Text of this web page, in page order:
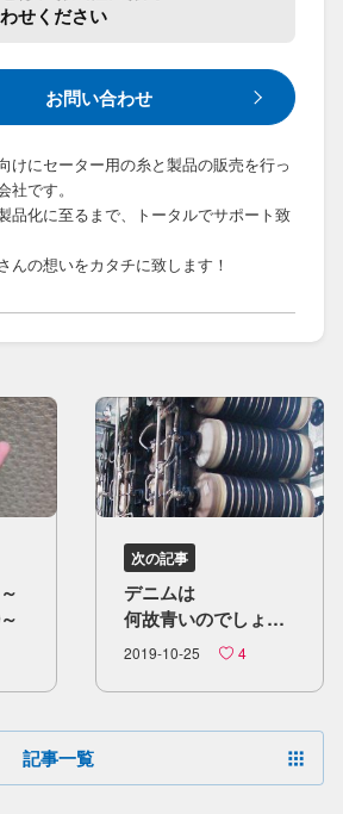
せください
お問い合わせ
けにセーター用の糸と製品の販売を行っ
です。
品化に至るまで、トータルでサポート致
んの想いをカタチに致します！
次の記事
デニムは​
何故青いのでしょう
か？
2019-10-25 4
記事一覧